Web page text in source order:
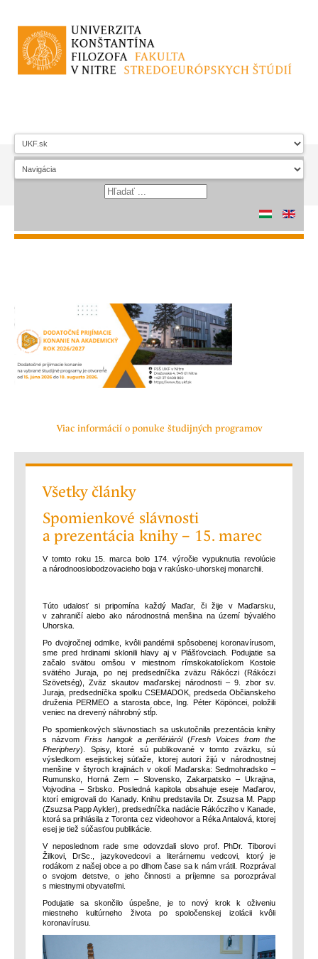
Viac informácií o ponuke študijných programov
Všetky články
Spomienkové sláv­nosti
a prezentácia knihy – 15. marec
V tomto roku 15. marca bolo 174. vý­ro­čie vypuknutia revolúcie
a ná­rod­no­os­lo­­bodzo­va­cieho boja v rakúsko-uhor­skej mo­narchii.
Túto udalosť si pripomína každý Maďar, či žije v Maďarsku,
v zahraničí alebo ako národnostná menšina na území bývalého
Uhorska.
Po dvojročnej odmlke, kvôli pandémii spôsobenej koronavírusom,
sme pred hrdinami sklonili hlavy aj v Plášťovciach. Podujatie sa
začalo svätou omšou v miestnom rímskokatolíckom Kostole
svätého Juraja, po nej predsedníčka zväzu Rákóczi (Rákóczi
Szövetség), Zväz skautov maďarskej národnosti – 9. zbor sv.
Juraja, predsedníčka spolku CSEMADOK, predseda Občianskeho
druženia PERMEO a starosta obce, Ing. Péter Köpöncei, položili
veniec na drevený náhrobný stĺp.
Po spomienkových slávnostiach sa uskutočnila prezentácia knihy
s názvom Friss hangok a perifériáról(Fresh Voices from the
Pheriphery). Spisy, ktoré sú publikované v tomto zväzku, sú
výsledkom esejistickej súťaže, ktorej autori žijú v národnostnej
menšine v štyroch krajinách v okolí Maďarska: Sedmohradsko –
Rumunsko, Horná Zem – Slovensko, Zakarpatsko – Ukrajina,
Vojvodina – Srbsko. Posledná kapitola obsahuje eseje Maďarov,
ktorí emigrovali do Kanady. Knihu predstavila Dr. Zsuzsa M. Papp
(Zsuzsa Papp Aykler), predsedníčka nadácie Rákócziho v Kanade,
ktorá sa prihlásila z Toronta cez videohovor a Réka Antalová, ktorej
esej je tiež súčasťou publikácie.
V neposlednom rade sme odovzdali slovo prof. PhDr. Tiborovi
Žilkovi, DrSc., jazykovedcovi a literárnemu vedcovi, ktorý je
rodákom z našej obce a po dlhom čase sa k nám vrátil. Rozprával
o svojom detstve, o jeho činnosti a príjemne sa porozprával
s miestnymi obyvateľmi.
Podujatie sa skončilo úspešne, je to nový krok k oživeniu
miestneho kultúrneho života po spoločenskej izolácii kvôli
koronavírusu.